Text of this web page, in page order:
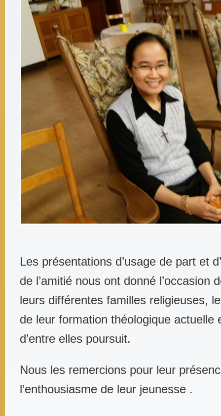
Les présentations d’usage de part et
de l’amitié nous ont donné l’occasion
leurs différentes familles religieuses,
de leur formation théologique actuelle
d’entre elles poursuit.
Nous les remercions pour leur
l’enthousiasme de leur jeunesse .